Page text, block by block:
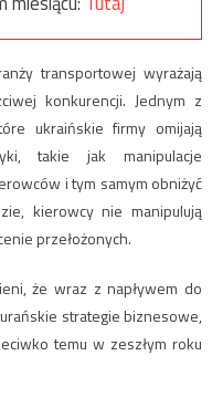
transportowej wyrażają
konkurencji. Jednym z
ukraińskie firmy omijają
takie jak manipulacje
i tym samym obniżyć
kierowcy nie manipulują
przełożonych.
że wraz z napływem do
strategie biznesowe,
temu w zeszłym roku